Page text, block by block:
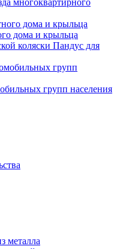
многоквартирного
дома и крыльца
Пандус для
групп населения
металла